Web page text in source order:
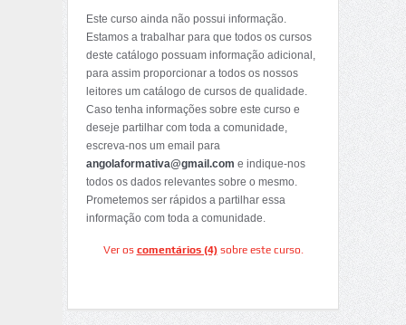
Este curso ainda não possui informação.
Estamos a trabalhar para que todos os cursos
deste catálogo possuam informação adicional,
para assim proporcionar a todos os nossos
leitores um catálogo de cursos de qualidade.
Caso tenha informações sobre este curso e
deseje partilhar com toda a comunidade,
escreva-nos um email para
angolaformativa@gmail.com e indique-nos
todos os dados relevantes sobre o mesmo.
Prometemos ser rápidos a partilhar essa
informação com toda a comunidade.
Ver os comentários (4)sobre este curso.